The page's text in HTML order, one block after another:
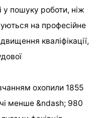
у пошуку роботи, ніж
на професійне
кваліфікації,
охопили 1855
менше &ndash; 980